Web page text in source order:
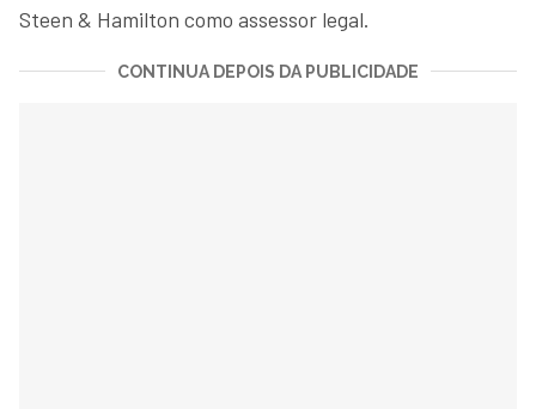
Steen & Hamilton como assessor legal.
CONTINUA DEPOIS DA PUBLICIDADE